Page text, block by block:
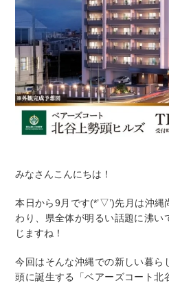
みなさんこんにちは！
本日から9月です(*’▽’)先月は沖
わり、県全体が明るい話題に沸い
じますね！
今回はそんな沖縄での新しい暮ら
頭に誕生する「ベアーズコート北